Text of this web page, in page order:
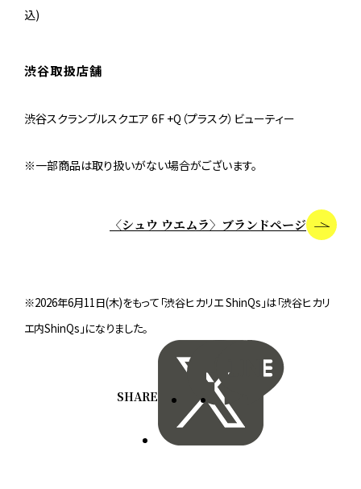
込)
渋谷取扱店舗
渋谷スクランブルスクエア 6F +Q（プラスク）ビューティー
※一部商品は取り扱いがない場合がございます。
〈シュウ ウエムラ〉ブランドページ
※2026年6月11日(木)をもって「渋谷ヒカリエ ShinQs」は「渋谷ヒカリ
エ内ShinQs」になりました。
SHARE